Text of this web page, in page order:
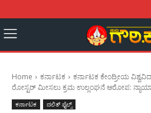
Home ಕರ್ನಾಟಕ
ಕರ್ನಾಟಕ ಕೇಂದ್ರೀಯ
ರೋಸ್ಟರ್ ಮೀಸಲು ಕ್ರಮ ಉಲ್ಲಂಘನೆ ಆರೋಪ:
ಕರ್ನಾಟಕ ದಲಿತ್ ಫೈಲ್ಸ್